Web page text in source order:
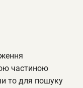
частиною
то для пошуку